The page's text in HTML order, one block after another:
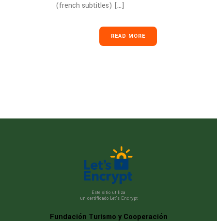
(french subtitles) [...]
READ MORE
Este sitio utiliza
un certificado Let’s Encrypt
Fundación Turismo y Cooperación